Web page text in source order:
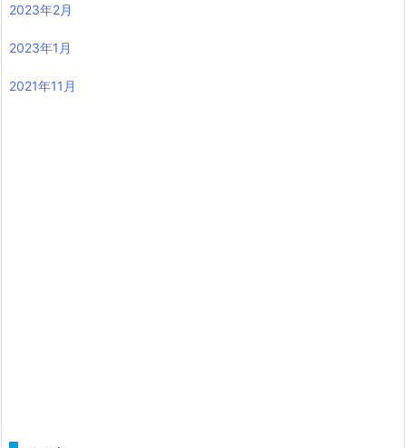
2023年2月
2023年1月
2021年11月